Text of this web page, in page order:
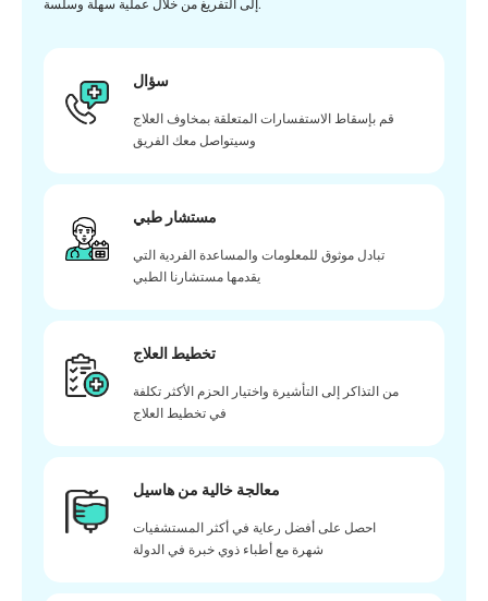
إلى التفريغ من خلال عملية سهلة وسلسة.
سؤال
قم بإسقاط الاستفسارات المتعلقة بمخاوف العلاج
وسيتواصل معك الفريق
مستشار طبي
تبادل موثوق للمعلومات والمساعدة الفردية التي
يقدمها مستشارنا الطبي
تخطيط العلاج
من التذاكر إلى التأشيرة واختيار الحزم الأكثر تكلفة
في تخطيط العلاج
معالجة خالية من هاسيل
احصل على أفضل رعاية في أكثر المستشفيات
شهرة مع أطباء ذوي خبرة في الدولة